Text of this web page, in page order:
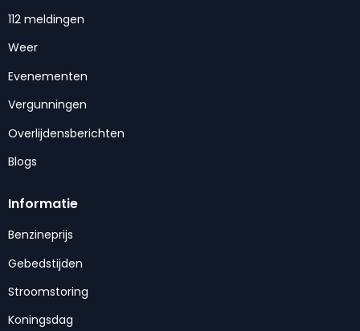
112 meldingen
Weer
Evenementen
Vergunningen
Overlijdensberichten
Blogs
Informatie
Benzineprijs
Gebedstijden
Stroomstoring
Koningsdag